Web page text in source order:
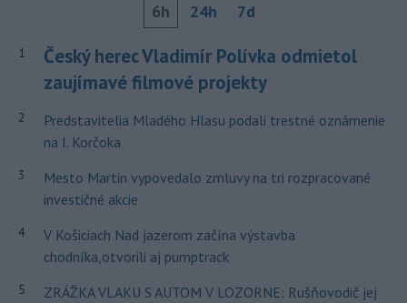
6h 24h 7d
1
Český herec Vladimír Polívka odmietol
zaujímavé filmové projekty
2
Predstavitelia Mladého Hlasu podali trestné oznámenie
na I. Korčoka
3
Mesto Martin vypovedalo zmluvy na tri rozpracované
investičné akcie
4
V Košiciach Nad jazerom začína výstavba
chodníka,otvorili aj pumptrack
5
ZRÁŽKA VLAKU S AUTOM V LOZORNE: Rušňovodič jej